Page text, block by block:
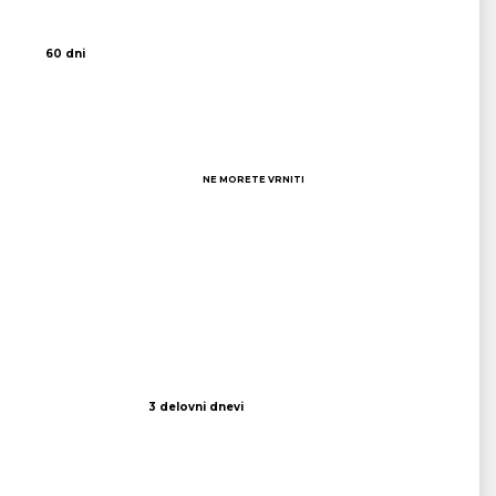
60 dni
NE MORETE VRNITI
3 delovni dnevi